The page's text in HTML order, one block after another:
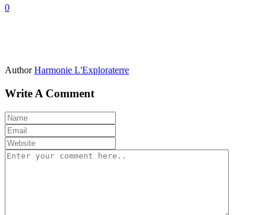
0
Author Harmonie L'Exploraterre
Write A Comment